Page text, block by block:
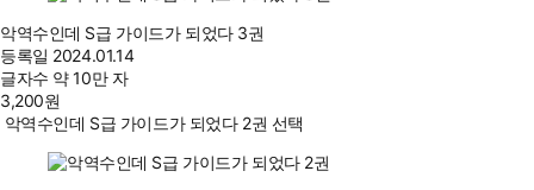
악역수인데 S급 가이드가 되었다 3권
등록일 2024.01.14
글자수 약 10만 자
3,200원
악역수인데 S급 가이드가 되었다 2권 선택